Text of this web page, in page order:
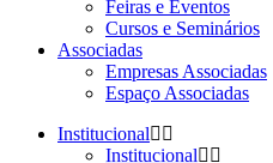
Feiras e Eventos
Cursos e Seminários
Associadas
Empresas Associadas
Espaço Associadas
Institucional
Institucional